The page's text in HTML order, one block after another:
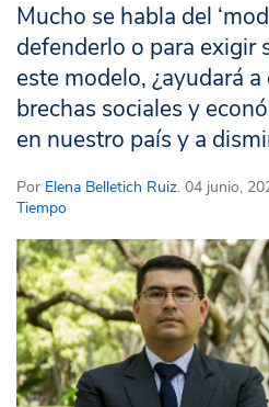
Mucho se habla del
defenderlo o para exigir
este modelo, ¿ayudará
brechas sociales y
en nuestro país y a
Por Elena Belletich Ruiz. 04 junio,
Tiempo